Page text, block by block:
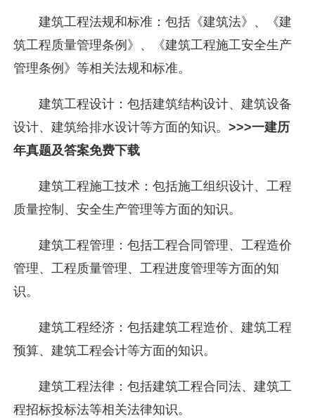
建筑工程法规和标准：包括《建筑法》、《建
筑工程质量管理条例》、《建筑工程施工安全生产
管理条例》等相关法规和标准。
建筑工程设计：包括建筑结构设计、建筑设备
设计、建筑给排水设计等方面的知识。>>>一建历
年真题及答案免费下载
建筑工程施工技术：包括施工组织设计、工程
质量控制、安全生产管理等方面的知识。
建筑工程管理：包括工程合同管理、工程造价
管理、工程质量管理、工程进度管理等方面的知
识。
建筑工程经济：包括建筑工程造价、建筑工程
预算、建筑工程会计等方面的知识。
建筑工程法律：包括建筑工程合同法、建筑工
程招标投标法等相关法律知识。